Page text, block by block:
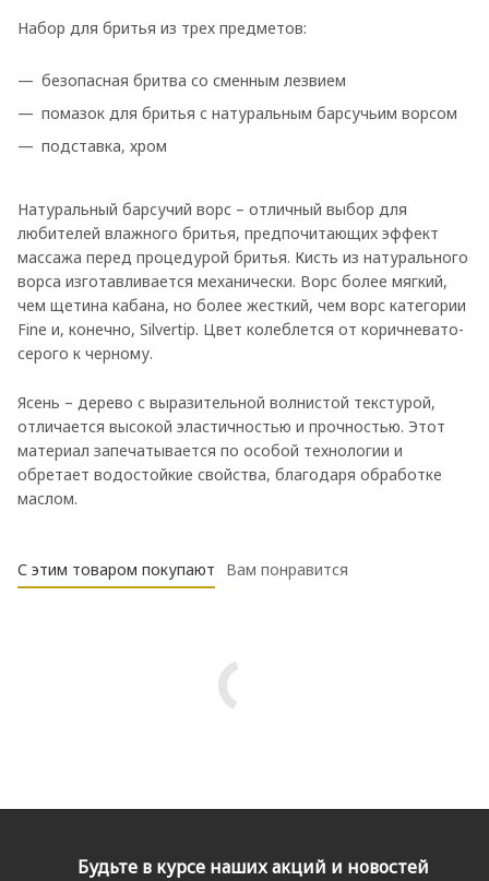
Набор для бритья из трех предметов:
безопасная бритва со сменным лезвием
помазок для бритья с натуральным барсучьим ворсом
подставка, хром
Натуральный барсучий ворс – отличный выбор для
любителей влажного бритья, предпочитающих эффект
массажа перед процедурой бритья. Кисть из натурального
ворса изготавливается механически. Ворс более мягкий,
чем щетина кабана, но более жесткий, чем ворс категории
Fine и, конечно, Silvertip. Цвет колеблется от коричневато-
серого к черному.
Ясень – дерево с выразительной волнистой текстурой,
отличается высокой эластичностью и прочностью. Этот
материал запечатывается по особой технологии и
обретает водостойкие свойства, благодаря обработке
маслом.
С этим товаром покупают Вам понравится
Будьте в курсе наших акций и новостей